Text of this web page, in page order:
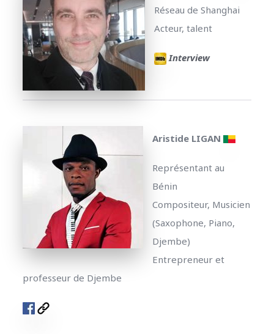
Réseau de Shanghai
Acteur, talent
Interview
Aristide LIGAN
Représentant au
Bénin
Compositeur, Musicien
(Saxophone, Piano,
Djembe)
Entrepreneur et
professeur de Djembe